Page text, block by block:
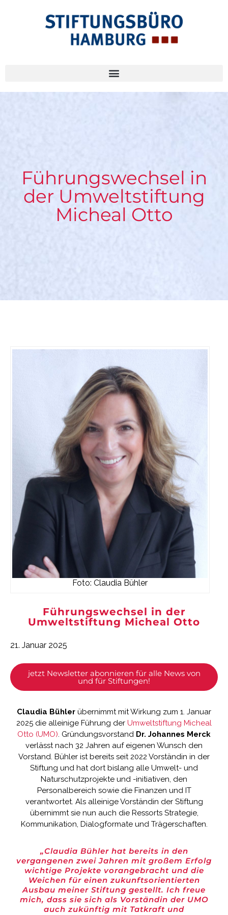
Führungswechsel in
der Umweltstiftung
Micheal Otto
Foto: Claudia Bühler
Führungswechsel in der
Umweltstiftung Micheal Otto
21. Januar 2025
jetzt Newsletter abonnieren für alle News von
und für Stiftungen!
Claudia Bühler übernimmt mit Wirkung zum 1. Januar
2025 die alleinige Führung der Umweltstiftung Micheal
Otto (UMO). Gründungsvorstand Dr. Johannes Merck
verlässt nach 32 Jahren auf eigenen Wunsch den
Vorstand. Bühler ist bereits seit 2022 Vorständin in der
Stiftung und hat dort bislang alle Umwelt- und
Naturschutzprojekte und -initiativen, den
Personalbereich sowie die Finanzen und IT
verantwortet. Als alleinige Vorständin der Stiftung
übernimmt sie nun auch die Ressorts Strategie,
Kommunikation, Dialogformate und Trägerschaften.
„Claudia Bühler hat bereits in den
vergangenen zwei Jahren mit großem Erfolg
wichtige Projekte vorangebracht und die
Weichen für einen zukunftsorientierten
Ausbau meiner Stiftung gestellt. Ich freue
mich, dass sie sich als Vorständin der UMO
auch zukünftig mit Tatkraft und